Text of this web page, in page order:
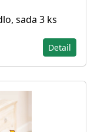
sada 3 ks
Detail